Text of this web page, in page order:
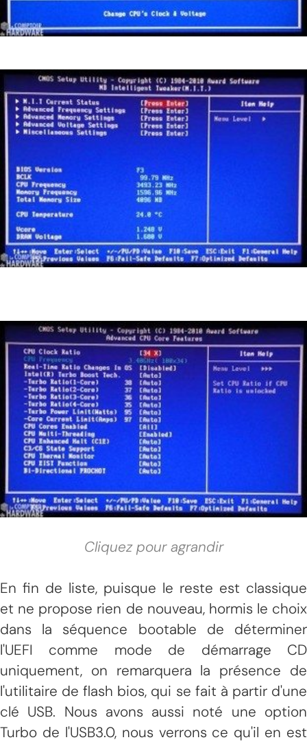
Cliquez pour agrandir
En fin de liste, puisque le reste est classique
et ne propose rien de nouveau, hormis le choix
dans la séquence bootable de déterminer
l'UEFI comme mode de démarrage CD
uniquement, on remarquera la présence de
l'utilitaire de flash bios, qui se fait à partir d'une
clé USB. Nous avons aussi noté une option
Turbo de l'USB3.0, nous verrons ce qu'il en est